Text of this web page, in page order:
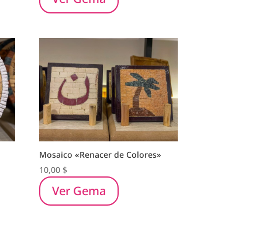
Mosaico «Renacer de Colores»
10,00 $
Ver Gema